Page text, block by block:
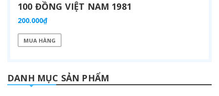
100 ĐỒNG VIỆT NAM 1981
200.000₫
MUA HÀNG
DANH MỤC SẢN PHẨM